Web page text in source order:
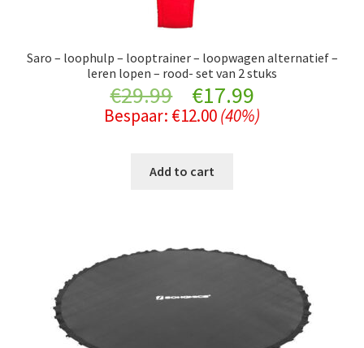
Saro – loophulp – looptrainer – loopwagen alternatief –
leren lopen – rood- set van 2 stuks
€29.99
Original
price
was:
€17.99Current
price
Bespaar: €12.00(40%)
Add to cart